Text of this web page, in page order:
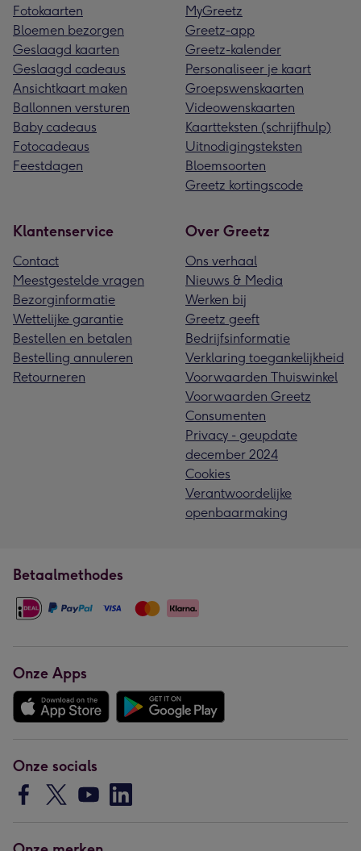
Fotokaarten
Bloemen bezorgen
Geslaagd kaarten
Geslaagd cadeaus
Ansichtkaart maken
Ballonnen versturen
Baby cadeaus
Fotocadeaus
Feestdagen
MyGreetz
Greetz-app
Greetz-kalender
Personaliseer je kaart
Groepswenskaarten
Videowenskaarten
Kaartteksten (schrijfhulp)
Uitnodigingsteksten
Bloemsoorten
Greetz kortingscode
Klantenservice
Contact
Meestgestelde vragen
Bezorginformatie
Wettelijke garantie
Bestellen en betalen
Bestelling annuleren
Retourneren
Over Greetz
Ons verhaal
Nieuws & Media
Werken bij
Greetz geeft
Bedrijfsinformatie
Verklaring toegankelijkheid
Voorwaarden Thuiswinkel
Voorwaarden Greetz
Consumenten
Privacy - geupdate
december 2024
Cookies
Verantwoordelijke
openbaarmaking
Betaalmethodes
Onze Apps
Onze socials